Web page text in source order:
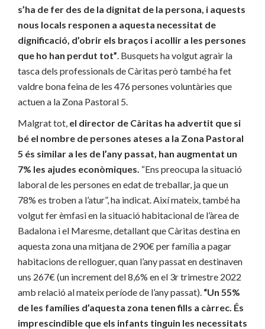
s’ha de fer des de la dignitat de la persona, i aquests
nous locals responen a aquesta necessitat de
dignificació, d’obrir els braços i acollir a les persones
que ho han perdut tot” . Busquets ha volgut agrair la
tasca dels professionals de Càritas però també ha fet
valdre bona feina de les 476 persones voluntàries que
actuen a la Zona Pastoral 5.
Malgrat tot, el director de Càritas ha advertit que si
bé el nombre de persones ateses a la Zona Pastoral
5 és similar a les de l’any passat, han augmentat un
7% les ajudes econòmiques. “Ens preocupa la situació
laboral de les persones en edat de treballar, ja que un
78% es troben a l’atur”, ha indicat. Així mateix, també ha
volgut fer èmfasi en la situació habitacional de l’àrea de
Badalona i el Maresme, detallant que Càritas destina en
aquesta zona una mitjana de 290€ per família a pagar
habitacions de relloguer, quan l’any passat en destinaven
uns 267€ (un increment del 8,6% en el 3r trimestre 2022
amb relació al mateix període de l’any passat). “Un 55%
de les famílies d’aquesta zona tenen fills a càrrec. És
imprescindible que els infants tinguin les necessitats